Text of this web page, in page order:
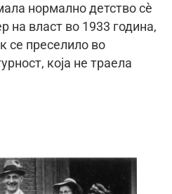
нормално детство сè
на власт во 1933 година,
се преселило во
која не траела